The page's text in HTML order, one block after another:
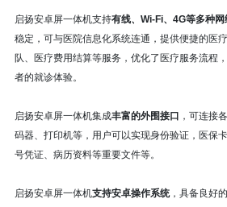
启扬安卓屏一体机支持有线、Wi-Fi、4G等多种网
稳定，可与医院信息化系统连通，提供便捷的医
队、医疗费用结算等服务，优化了医疗服务流程
者的就诊体验。
启扬安卓屏一体机集成丰富的外围接口 ，可连接
码器、打印机等，用户可以实现身份验证，医保
号凭证、病历资料等重要文件等。
启扬安卓屏一体机支持安卓操作系统，具备良好